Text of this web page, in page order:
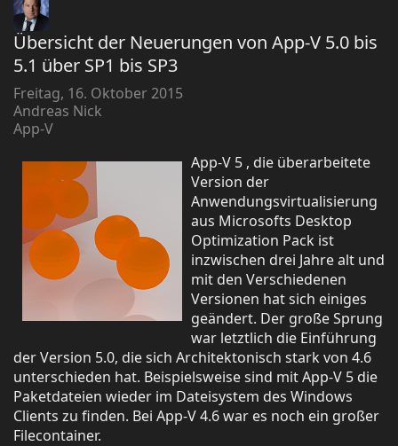
Übersicht der Neuerungen von App-V 5.0 bis
5.1 über SP1 bis SP3
Freitag, 16. Oktober 2015
Andreas Nick
App-V
App-V 5 , die überarbeitete
Version der
Anwendungsvirtualisierung
aus Microsofts Desktop
Optimization Pack ist
inzwischen drei Jahre alt und
mit den Verschiedenen
Versionen hat sich einiges
geändert. Der große Sprung
war letztlich die Einführung
der Version 5.0, die sich Architektonisch stark von 4.6
unterschieden hat. Beispielsweise sind mit App-V 5 die
Paketdateien wieder im Dateisystem des Windows
Clients zu finden. Bei App-V 4.6 war es noch ein großer
Filecontainer.